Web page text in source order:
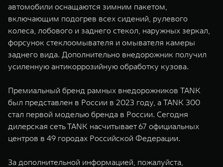
автомобили оснащаются зимним пакетом,
включающим подогрев всех сидений, рулевого
колеса, лобового и заднего стекол, наружных зеркал,
форсунок стеклоомывателя и омывателя камеры
заднего вида. Дополнительно внедорожник получил
усиленную антикоррозийную обработку кузова.
Премиальный бренд рамных внедорожников TANK
был представлен в России в 2023 году, а TANK 300
стал первой моделью бренда в России. Сегодня
дилерская сеть TANK насчитывает 67 официальных
центров в 49 городах Российской Федерации.
За дополнительной информацией, пожалуйста,